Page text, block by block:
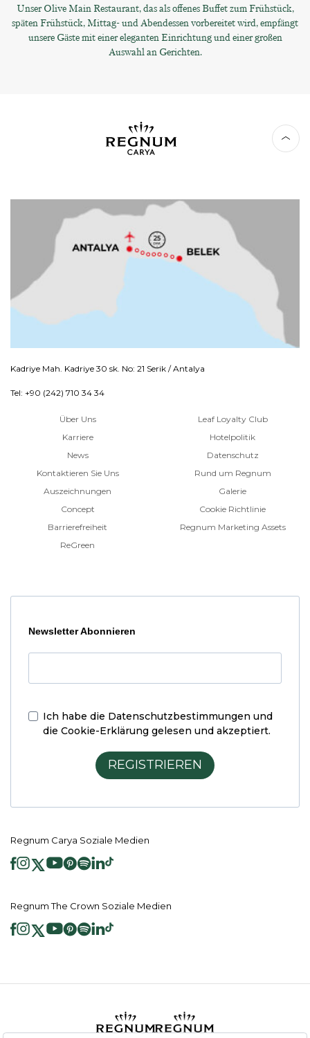
Unser Olive Main Restaurant, das als offenes Buffet zum Frühstück,
späten Frühstück, Mittag- und Abendessen vorbereitet wird, empfängt
unsere Gäste mit einer eleganten Einrichtung und einer großen
Auswahl an Gerichten.
Kadriye Mah. Kadriye 30 sk. No: 21 Serik / Antalya
Tel: +90 (242) 710 34 34
Über Uns
Karriere
News
Kontaktieren Sie Uns
Auszeichnungen
Concept
Barrierefreiheit
ReGreen
Leaf Loyalty Club
Hotelpolitik
Datenschutz
Rund um Regnum
Galerie
Cookie Richtlinie
Regnum Marketing Assets
Newsletter Abonnieren
Ich habe die Datenschutzbestimmungen und
die Cookie-Erklärung gelesen und akzeptiert.
REGISTRIEREN
Regnum Carya Soziale Medien
Regnum The Crown Soziale Medien